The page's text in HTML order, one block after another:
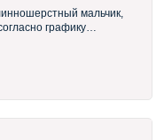
графику
шоколадного окраса
все Ваши вопросы